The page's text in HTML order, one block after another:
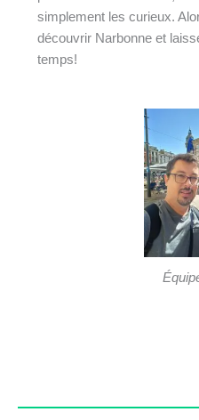
simplement les curieux.
découvrir Narbonne et
temps!